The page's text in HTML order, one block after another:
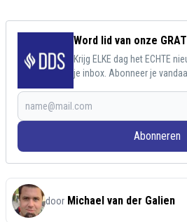
Word lid van onze
Krijg ELKE dag het ECHTE
je inbox. Abonneer je
Abonneren
door Michael van der Galien